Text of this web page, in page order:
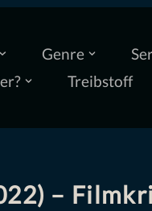
Genre
Treibstoff
–